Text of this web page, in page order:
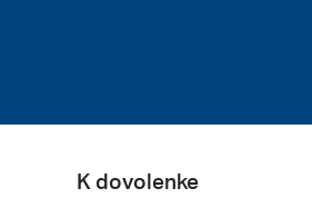
K dovolenke